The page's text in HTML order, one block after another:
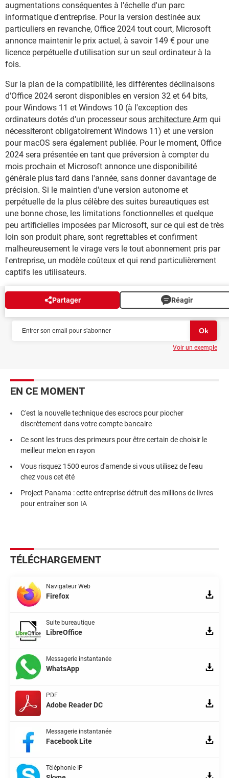
augmentations conséquentes à l'échelle d'un parc
informatique d'entreprise. Pour la version destinée aux
particuliers en revanche, Office 2024 tout court, Microsoft
annonce maintenir le prix actuel, à savoir 149 € pour une
licence perpétuelle d'utilisation sur un seul ordinateur à la
fois.
Sur la plan de la compatibilité, les différentes déclinaisons
d'Office 2024 seront disponibles en version 32 et 64 bits,
pour Windows 11 et Windows 10 (à l'exception des
ordinateurs dotés d'un processeur sous architecture Arm qui
nécessiteront obligatoirement Windows 11) et une version
pour macOS sera également publiée. Pour le moment, Office
2024 sera présentée en tant que préversion à compter du
mois prochain et Microsoft annonce une disponibilité
générale plus tard dans l'année, sans donner davantage de
précision. Si le maintien d'une version autonome et
perpétuelle de la plus célèbre des suites bureautiques est
une bonne chose, les limitations fonctionnelles et quelque
peu artificielles imposées par Microsoft, sur ce qui est de très
loin son produit phare, sont regrettables et confirment
malheureusement le virage vers le tout abonnement pris par
l'entreprise, un modèle coûteux et qui rend particulièrement
captifs les utilisateurs.
Partager Réagir
NEWSLETTER
Voir un exemple
EN CE MOMENT
C'est la nouvelle technique des escrocs pour piocher
discrètement dans votre compte bancaire
Ce sont les trucs des primeurs pour être certain de choisir le
meilleur melon en rayon
Vous risquez 1500 euros d'amende si vous utilisez de l'eau
chez vous cet été
Project Panama : cette entreprise détruit des millions de livres
pour entraîner son IA
TÉLÉCHARGEMENT
Navigateur Web
Firefox
Suite bureautique
LibreOffice
Messagerie instantanée
WhatsApp
PDF
Adobe Reader DC
Messagerie instantanée
Facebook Lite
Téléphonie IP